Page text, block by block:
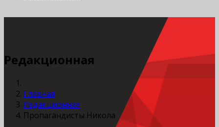
Редакционная
Главная
Редакционная
Пропагандисты Никола